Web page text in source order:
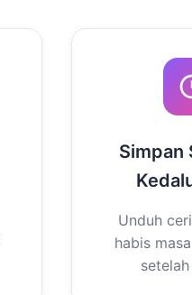
Simpan
Unduh
habis